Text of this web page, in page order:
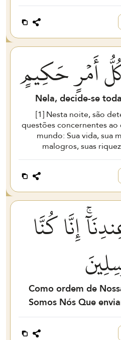
أَمۡرٍ حَكِيمٍ
Nela, decide-se
[1] Nesta noite, são
questões concernentes
mundo: Sua vida, sua
malogros, suas
إِنَّا كُنَّا
Como ordem de
Somos Nós Que